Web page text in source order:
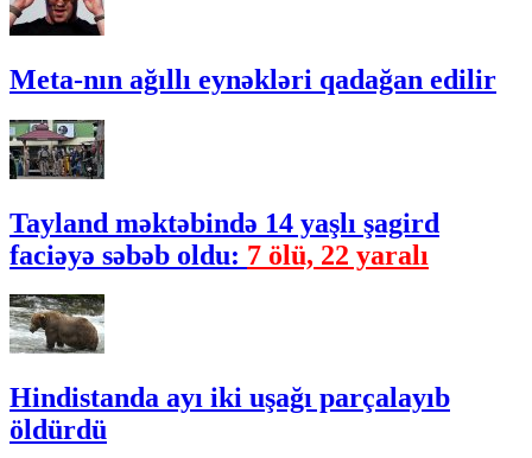
Meta-nın ağıllı eynəkləri qadağan edilir
Tayland məktəbində 14 yaşlı şagird
faciəyə səbəb oldu: 7 ölü, 22 yaralı
Hindistanda ayı iki uşağı parçalayıb
öldürdü